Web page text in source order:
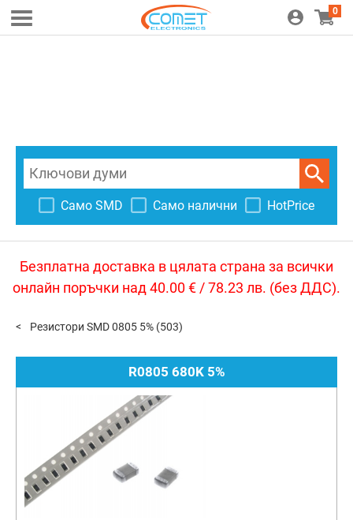
0
Само SMD Само налични HotPrice
Безплатна доставка в цялата страна за всички
онлайн поръчки над 40.00 € / 78.23 лв. (без ДДС).
Резистори SMD 0805 5% (503)
R0805 680K 5%